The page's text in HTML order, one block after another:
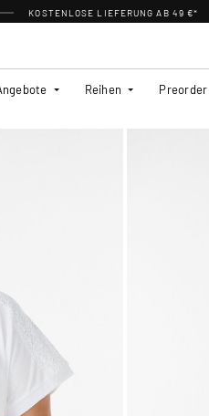
KOSTENLOSE LIEFERUNG AB 49 €*
Reihen Preorder